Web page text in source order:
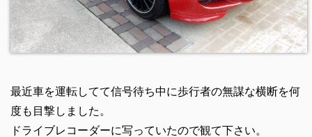
最近車を運転してて信号待ち中に歩行者の無謀な横断を何
度も目撃しました。
ドライブレコーダーに写っていたので観て下さい。